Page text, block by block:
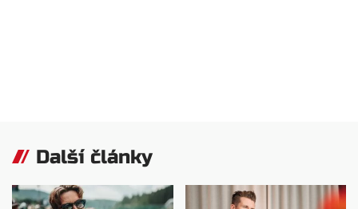
Další články